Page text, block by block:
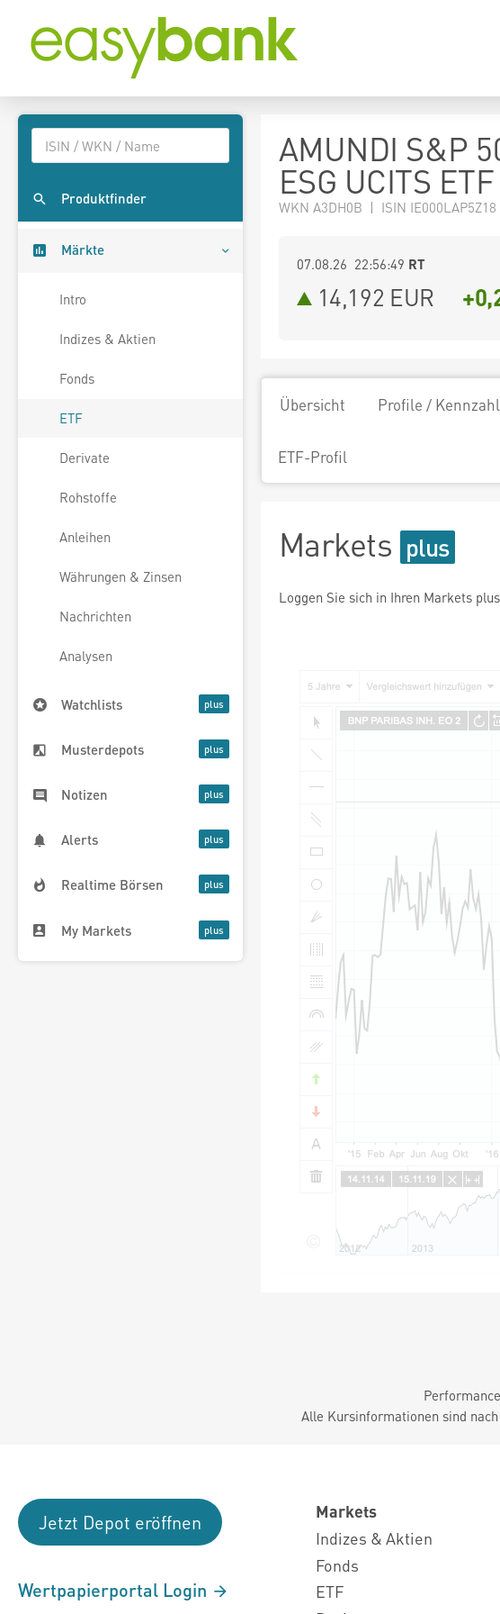
Produktfinder
Märkte
Intro
Indizes & Aktien
Fonds
ETF
Derivate
Rohstoffe
Anleihen
Währungen & Zinsen
Nachrichten
Analysen
Watchlists
Musterdepots
Notizen
Alerts
Realtime Börsen
My Markets
AMUNDI S&P
ESG UCITS
WKN A3DH0B | ISIN
07.08.26 22:56:49 RT
14,192 EUR
Übersicht Profile /
ETF-Profil
Markets
Loggen Sie sich in Ihren Markets
Alle Kursinformationen sind
Jetzt Depot eröffnen
Wertpapierportal Login
Markets
Indizes & Aktien
Fonds
ETF